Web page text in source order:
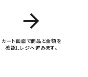
arrow_forward
カート画面で商品と金額を
確認しレジへ進みます。